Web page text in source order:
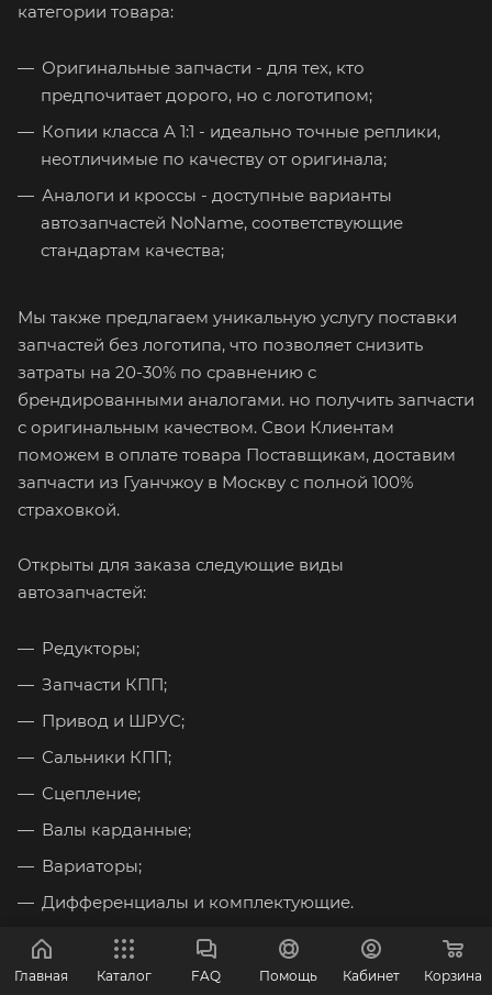
категории товара:
Оригинальные запчасти - для тех, кто
предпочитает дорого, но с логотипом;
Копии класса А 1:1 - идеально точные реплики,
неотличимые по качеству от оригинала;
Аналоги и кроссы - доступные варианты
автозапчастей NoName, соответствующие
стандартам качества;
Мы также предлагаем уникальную услугу поставки
запчастей без логотипа, что позволяет снизить
затраты на 20-30% по сравнению с
брендированными аналогами. но получить запчасти
с оригинальным качеством. Свои Клиентам
поможем в оплате товара Поставщикам, доставим
запчасти из Гуанчжоу в Москву с полной 100%
страховкой.
Открыты для заказа следующие виды
автозапчастей:
Редукторы;
Запчасти КПП;
Привод и ШРУС;
Сальники КПП;
Сцепление;
Валы карданные;
Вариаторы;
Дифференциалы и комплектующие.
Мы гарантируем отличные цены и самое высокое
Главная Каталог FAQ Помощь Кабинет Корзина